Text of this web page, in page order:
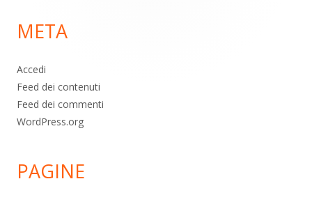
pagina
META
Accedi
Feed dei contenuti
Feed dei commenti
WordPress.org
PAGINE